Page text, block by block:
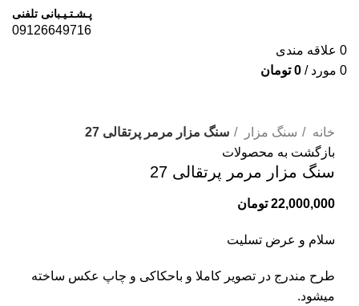
پـشـتـیـبانی تلفنی
09126649716
0 علاقه مندی
0 مورد /
0 تومان
خانه
سنگ مزار
سنگ مزار مرمر پرتقالی 27
بازگشت به محصولات
سنگ مزار مرمر پرتقالی 27
22,000,000 تومان
سلام و عرض تسلیت
طرح مندرج در تصویر کاملا و باحکاکی و چاپ عکس ساخته
میشود.